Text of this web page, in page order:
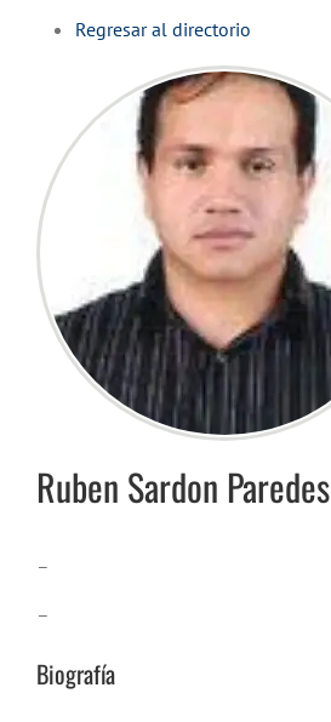
Regresar al directorio
Ruben Sardon Paredes
–
–
Biografía